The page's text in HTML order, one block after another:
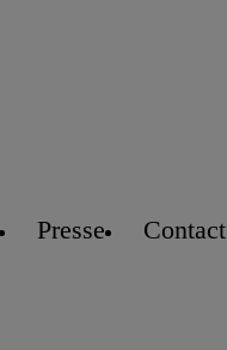
Presse Contact